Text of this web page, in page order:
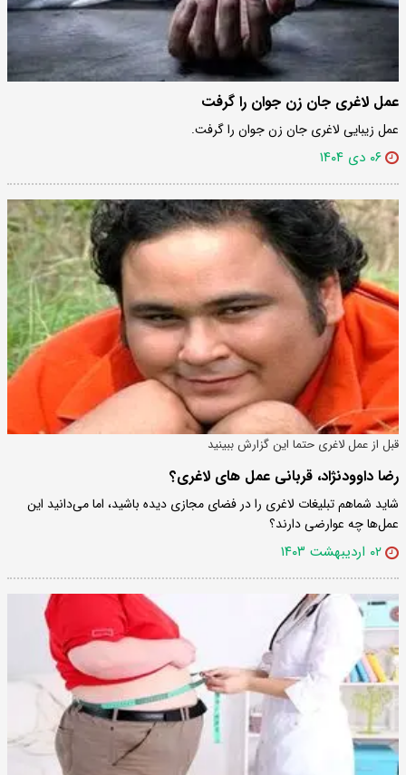
عمل لاغری جان زن جوان را گرفت
عمل زیبایی لاغری جان زن جوان را گرفت.
۰۶ دی ۱۴۰۴
قبل از عمل لاغری حتما این گزارش ببینید
رضا داوودنژاد، قربانی عمل های لاغری؟
شاید شماهم تبلیغات لاغری را در فضای مجازی دیده باشید، اما می‌دانید این
عمل‌ها چه عوارضی دارند؟
۰۲ اردیبهشت ۱۴۰۳